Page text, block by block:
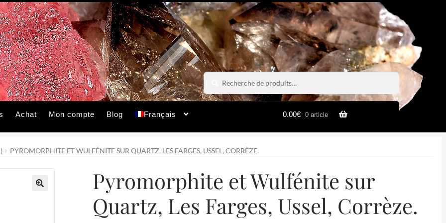
Recherche
pour :
Recherche
Achat Mon compte Blog Français 0.00€ 0 article
PYROMORPHITE ET WULFÉNITE SUR QUARTZ, LES FARGES, USSEL, CORRÈZE.
Pyromorphite et Wulfénite sur
Quartz, Les Farges, Ussel, Corrèze.